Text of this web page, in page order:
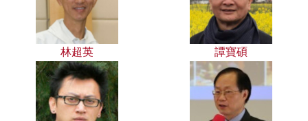
林超英 譚寶碩